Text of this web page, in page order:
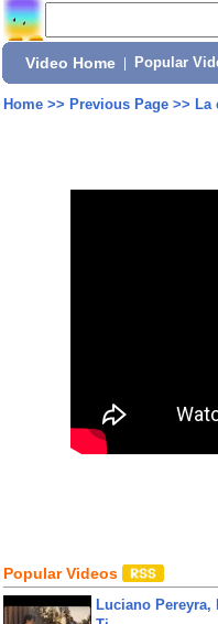
Video Home Popular
Home>> Previous Page>> La
Popular Videos
Luciano Pereyra,